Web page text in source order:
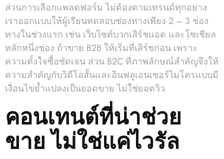
ส่วนการเลือกแพลตฟอร์ม ไม่ต้องตามเทรนด์ทุกอย่าง
เราออกแบบให้ผู้เรียนทดสอบช่องทางเพียง 2 – 3 ช่อง
ทางในช่วงแรก เช่น เว็บไซต์บวกเสิร์ชแอด และโซเชียล
หลักหนึ่งช่อง ถ้าขาย B2B ให้เริ่มที่เสิร์ชก่อน เพราะ
ความตั้งใจซื้อชัดเจน ส่วน B2C ที่ภาพลักษณ์สำคัญจึงให้
ความสำคัญกับวิดีโอสั้นและอินฟลูเอนเซอร์ไมโครแบบมี
เงื่อนไขย้ำแปลงเป็นยอดขาย ไม่ใช่ยอดวิว
คอนเทนต์ที่น่าช่วย
ขาย ไม่ใช่แค่ไวรัล